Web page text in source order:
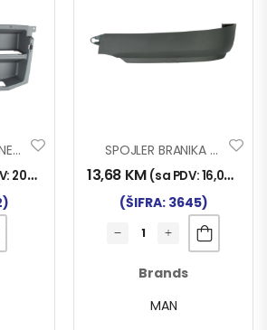
STEPENICA KABINE ATEGO DESNA SA DVA GAZIŠTA
202,00
SPOJLER BRANIKA MAN TGX TKZ. GOLUB LIJ.
13,68 KM (sa PDV:16,00
(ŠIFRA: 3645)
Brands
MAN